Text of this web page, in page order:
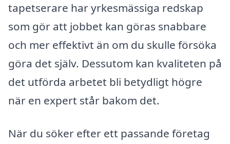
tapetserare har yrkesmässiga redskap
som gör att jobbet kan göras snabbare
och mer effektivt än om du skulle försöka
göra det själv. Dessutom kan kvaliteten på
det utförda arbetet bli betydligt högre
när en expert står bakom det.
När du söker efter ett passande företag